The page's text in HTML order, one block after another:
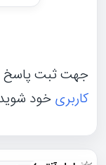
جهت ثبت پاسخ
کاربریخود